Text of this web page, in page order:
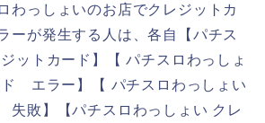
わっしょいのお店でクレジットカ
ーが発生する人は、各自【パチス
ットカード】【 パチスロわっしょ
エラー】【 パチスロわっしょい
敗】【パチスロわっしょい クレ